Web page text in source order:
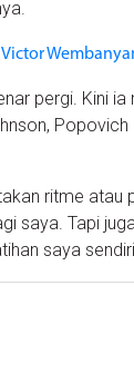
pergi. Kini
ritme
saya. Tapi
saya